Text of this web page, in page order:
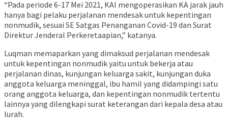
“Pada periode 6-17 Mei 2021, KAI mengoperasikan KA jarak jauh
hanya bagi pelaku perjalanan mendesak untuk kepentingan
nonmudik, sesuai SE Satgas Penanganan Covid-19 dan Surat
Direktur Jenderal Perkeretaapian,” katanya.
Luqman memaparkan yang dimaksud perjalanan mendesak
untuk kepentingan nonmudik yaitu untuk bekerja atau
perjalanan dinas, kunjungan keluarga sakit, kunjungan duka
anggota keluarga meninggal, ibu hamil yang didampingi satu
orang anggota keluarga, dan kepentingan nonmudik tertentu
lainnya yang dilengkapi surat keterangan dari kepala desa atau
lurah.